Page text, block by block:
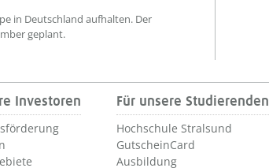
in Deutschland aufhalten. Der
geplant.
Investoren Für unsere Studierenden
Hochschule Stralsund
GutscheinCard
Ausbildung